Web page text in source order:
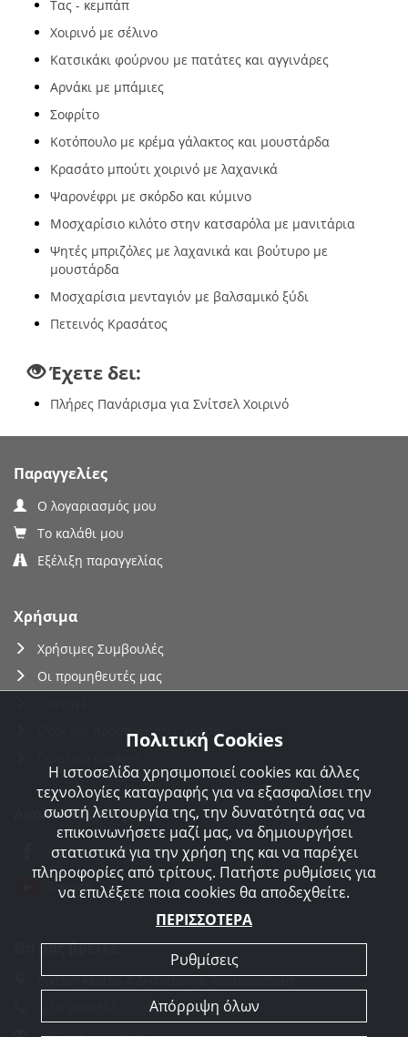
Τας - κεμπάπ
Χοιρινό με σέλινο
Κατσικάκι φούρνου με πατάτες και αγγινάρες
Αρνάκι με μπάμιες
Σοφρίτο
Κοτόπουλο με κρέμα γάλακτος και μουστάρδα
Κρασάτο μπούτι χοιρινό με λαχανικά
Ψαρονέφρι με σκόρδο και κύμινο
Μοσχαρίσιο κιλότο στην κατσαρόλα με μανιτάρια
Ψητές μπριζόλες με λαχανικά και βούτυρο με
μουστάρδα
Μοσχαρίσια μενταγιόν με βαλσαμικό ξύδι
Πετεινός Κρασάτος
Έχετε δει:
Πλήρες Πανάρισμα για Σνίτσελ Χοιρινό
Παραγγελίες
Ο λογαριασμός μου
Το καλάθι μου
Εξέλιξη παραγγελίας
Χρήσιμα
Χρήσιμες Συμβουλές
Οι προμηθευτές μας
Όροι και προϋποθέσεις χρήσης
Ακολουθείστε μας
Agorakreatonroupas
Roupas
Θα μας βρείτε
Διγενή Ακρίτα 4 & Φλέμινγκ, Αργυρούπολη
Πολιτική Cookies
Η ιστοσελίδα χρησιμοποιεί cookies και άλλες
τεχνολογίες καταγραφής για να εξασφαλίσει την
σωστή λειτουργία της, την δυνατότητά σας να
επικοινωνήσετε μαζί μας, να δημιουργήσει
στατιστικά για την χρήση της και να παρέχει
πληροφορίες από τρίτους. Πατήστε ρυθμίσεις για
να επιλέξετε ποια cookies θα αποδεχθείτε.
ΠΕΡΙΣΣΟΤΕΡΑ
Ρυθμίσεις
Απόρριψη όλων